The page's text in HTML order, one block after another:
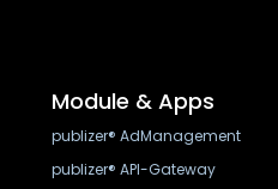
Module & Apps
publizer® AdManagement
publizer® API-Gateway